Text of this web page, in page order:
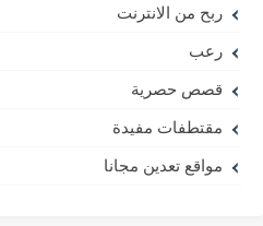
ربح من الانترنت
رعب
قصص حصرية
مقتطفات مفيدة
مواقع تعدين مجانا